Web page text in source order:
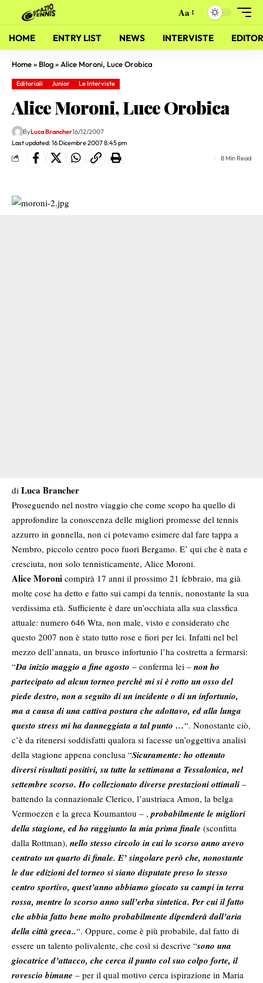
Aa
HOME ENTRY LIST NEWS INTERVISTE
Home» Blog» Alice Moroni, Luce Orobica
Editoriali Junior Le Interviste
Alice Moroni, Luce Orobica
Last updated: 16 Dicembre 2007 8:45 pm
ByLuca Brancher16/12/2007
8 Min Read
di Luca Brancher
Proseguendo nel nostro viaggio che come scopo ha quello di
approfondire la conoscenza delle migliori promesse del tennis
azzurro in gonnella, non ci potevamo esimere dal fare tappa a
Nembro, piccolo centro poco fuori Bergamo. E’ qui che è nata e
cresciuta, non solo tennisticamente, Alice Moroni.
Alice Moroni compirà 17 anni il prossimo 21 febbraio, ma già
molte cose ha detto e fatto sui campi da tennis, nonostante la sua
verdissima età. Sufficiente è dare un’occhiata alla sua classfica
attuale: numero 646 Wta, non male, visto e considerato che
questo 2007 non è stato tutto rose e fiori per lei. Infatti nel bel
mezzo dell’annata, un brusco infortunio l’ha costretta a fermarsi:
“Da inizio maggio a fine agosto – conferma lei – non ho
partecipato ad alcun torneo perchè mi si è rotto un osso del
piede destro, non a seguito di un incidente o di un infortunio,
ma a causa di una cattiva postura che adottavo, ed alla lunga
questo stress mi ha danneggiata a tal punto …“. Nonostante ciò,
c’è da ritenersi soddisfatti qualora si facesse un’oggettiva analisi
della stagione appena conclusa “Sicuramente: ho ottenuto
diversi risultati positivi, su tutte la settimana a Tessalonica, nel
settembre scorso. Ho collezionato diverse prestazioni ottimali –
battendo la connazionale Clerico, l’austriaca Amon, la belga
Vermoezen e la greca Koumantou – ,probabilmente le migliori
della stagione, ed ho raggiunto la mia prima finale (sconfitta
dalla Rottman), nello stesso circolo in cui lo scorso anno avevo
centrato un quarto di finale. E’ singolare però che, nonostante
le due edizioni del torneo si siano disputate preso lo stesso
centro sportivo, quest’anno abbiamo giocato su campi in terra
rossa, mentre lo scorso anno sull’erba sintetica. Per cui il fatto
che abbia fatto bene molto probabilmente dipenderà dall’aria
della città greca..“. Oppure, come è più probabile, dal fatto di
essere un talento polivalente, che così si descrive “sono una
giocatrice d’attacco, che cerca il punto col suo colpo forte, il
rovescio bimane – per il qual motivo cerca ispirazione in Maria